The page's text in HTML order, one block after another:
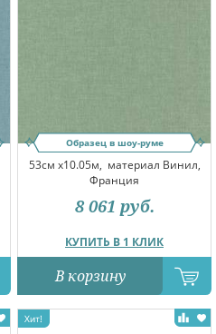
Образец в шоу-руме
53см x10.05м, материал Винил,
Франция
КУПИТЬ В 1 КЛИК
8 061 руб.
В корзину